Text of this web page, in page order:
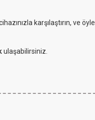
karşılaştırın, ve öyle
ulaşabilirsiniz.